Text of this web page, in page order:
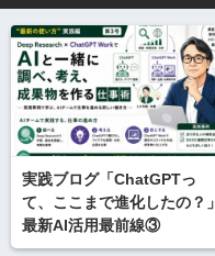
実践ブログ「ChatGPTっ
て、ここまで進化したの？」
最新AI活用最前線③